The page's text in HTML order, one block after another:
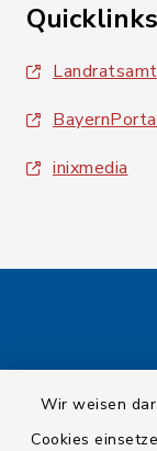
Wir weisen
Cookies
Quicklinks
inixmedia